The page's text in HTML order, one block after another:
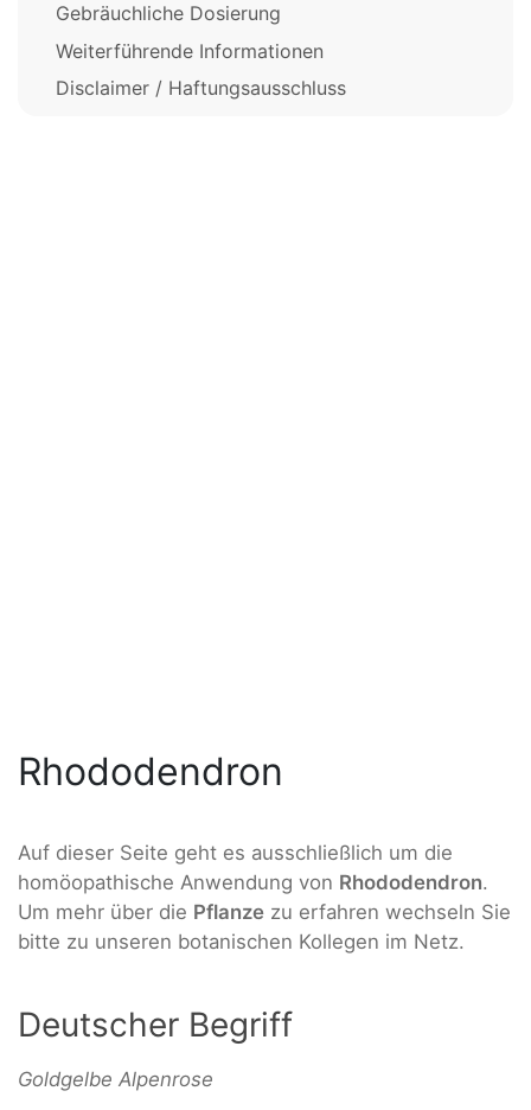
Gebräuchliche Dosierung
Weiterführende Informationen
Disclaimer / Haftungsausschluss
Rhododendron
Auf dieser Seite geht es ausschließlich um die
homöopathische Anwendung von Rhododendron.
Um mehr über die Pflanze zu erfahren wechseln Sie
bitte zu unseren botanischen Kollegen im Netz.
Deutscher Begriff
Goldgelbe Alpenrose